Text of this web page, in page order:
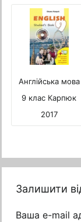
Англійська мова
9 клас Карпюк
2017
Залишити
Ваша e-mail